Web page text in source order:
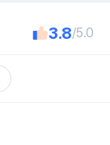
3.8/5.0